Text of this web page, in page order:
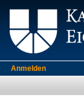
Anmelden